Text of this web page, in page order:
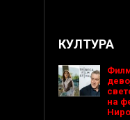
КУЛТУРА
на